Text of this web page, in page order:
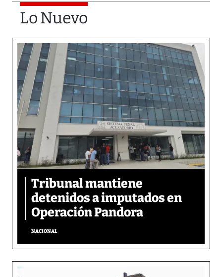
Lo Nuevo
Tribunal mantiene
detenidos a imputados en
Operación Pandora
NACIONAL